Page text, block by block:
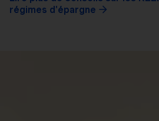
régimes d'épargne